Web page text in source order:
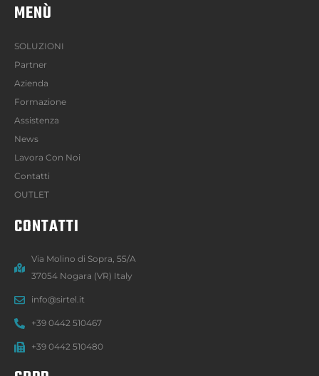
MENÙ
SOLUZIONI
Partner
Azienda
Formazione
Assistenza
News
Lavora Con Noi
Contatti
OUTLET
CONTATTI
Via Molino di Sopra, 55/A
37054 Nogara (VR) Italy
info@sirtel.it
+39 0442 510467
+39 0442 510480